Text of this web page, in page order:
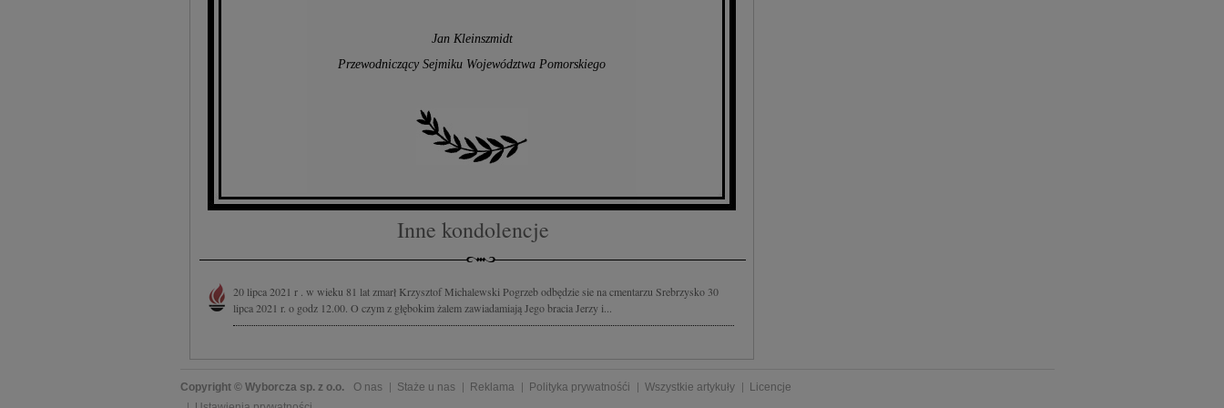
Jan Kleinszmidt
Przewodniczący Sejmiku Województwa Pomorskiego
Inne kondolencje
20 lipca 2021 r . w wieku 81 lat zmarł Krzysztof Michalewski Pogrzeb odbędzie sie na cmentarzu Srebrzysko 30
lipca 2021 r. o godz 12.00. O czym z głębokim żalem zawiadamiają Jego bracia Jerzy i...
Copyright © Wyborcza sp. z o.o. O nas Staże u nas Reklama Polityka prywatnośći Wszystkie artykuły
Licencje